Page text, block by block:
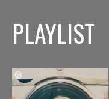
PLAYLIST